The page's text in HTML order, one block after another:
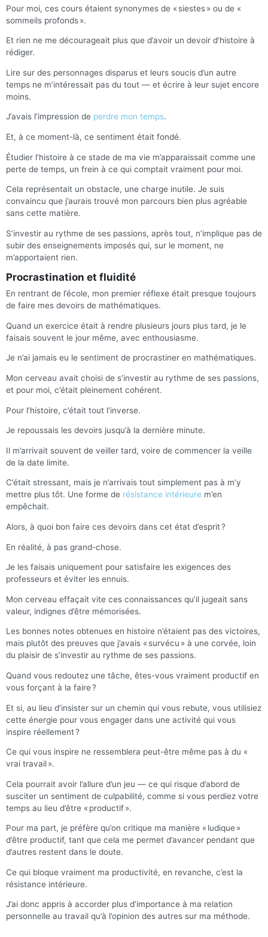
Pour moi, ces cours étaient synonymes de « siestes » ou de «
sommeils profonds ».
Et rien ne me décourageait plus que d’avoir un devoir d’histoire à
rédiger.
Lire sur des personnages disparus et leurs soucis d’un autre
temps ne m’intéressait pas du tout — et écrire à leur sujet encore
moins.
J’avais l’impression de perdre mon temps.
Et, à ce moment-là, ce sentiment était fondé.
Étudier l’histoire à ce stade de ma vie m’apparaissait comme une
perte de temps, un frein à ce qui comptait vraiment pour moi.
Cela représentait un obstacle, une charge inutile. Je suis
convaincu que j’aurais trouvé mon parcours bien plus agréable
sans cette matière.
S’investir au rythme de ses passions, après tout, n’implique pas de
subir des enseignements imposés qui, sur le moment, ne
m’apportaient rien.
Procrastination et fluidité
En rentrant de l’école, mon premier réflexe était presque toujours
de faire mes devoirs de mathématiques.
Quand un exercice était à rendre plusieurs jours plus tard, je le
faisais souvent le jour même, avec enthousiasme.
Je n’ai jamais eu le sentiment de procrastiner en mathématiques.
Mon cerveau avait choisi de s’investir au rythme de ses passions,
et pour moi, c’était pleinement cohérent.
Pour l’histoire, c’était tout l’inverse.
Je repoussais les devoirs jusqu’à la dernière minute.
Il m’arrivait souvent de veiller tard, voire de commencer la veille
de la date limite.
C’était stressant, mais je n’arrivais tout simplement pas à m’y
mettre plus tôt. Une forme de résistance intérieure m’en
empêchait.
Alors, à quoi bon faire ces devoirs dans cet état d’esprit ?
En réalité, à pas grand-chose.
Je les faisais uniquement pour satisfaire les exigences des
professeurs et éviter les ennuis.
Mon cerveau effaçait vite ces connaissances qu’il jugeait sans
valeur, indignes d’être mémorisées.
Les bonnes notes obtenues en histoire n’étaient pas des victoires,
mais plutôt des preuves que j’avais « survécu » à une corvée, loin
du plaisir de s’investir au rythme de ses passions.
Quand vous redoutez une tâche, êtes-vous vraiment productif en
vous forçant à la faire ?
Et si, au lieu d’insister sur un chemin qui vous rebute, vous utilisiez
cette énergie pour vous engager dans une activité qui vous
inspire réellement ?
Ce qui vous inspire ne ressemblera peut-être même pas à du «
vrai travail ».
Cela pourrait avoir l’allure d’un jeu — ce qui risque d’abord de
susciter un sentiment de culpabilité, comme si vous perdiez votre
temps au lieu d’être « productif ».
Pour ma part, je préfère qu’on critique ma manière « ludique »
d’être productif, tant que cela me permet d’avancer pendant que
d’autres restent dans le doute.
Ce qui bloque vraiment ma productivité, en revanche, c’est la
résistance intérieure.
J’ai donc appris à accorder plus d’importance à ma relation
personnelle au travail qu’à l’opinion des autres sur ma méthode.